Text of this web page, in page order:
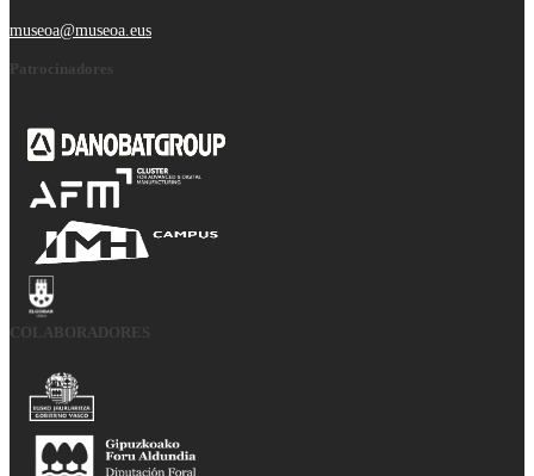
museoa@museoa.eus
Patrocinadores
COLABORADORES